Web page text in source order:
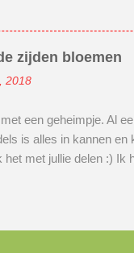
heb ik niet 1
Hihihihi, echt weer iets
en meeslepend, zal ik
ook gelijk de wereld van
met een muziekje,
tekst in je video etc.
eens moet de eerste keer
corona uit... En kwam
En daarna kwam ik
waarin ik dit keer
:) En nam ik niet altijd
de weefkring gaf niet
dat ze hebben
Dus had ik het er
te rijden in
publiek.
zijden bloemen
2018
een geheimpje. Al
is alles in kannen en
het met jullie delen :) Ik
Dit boek heet